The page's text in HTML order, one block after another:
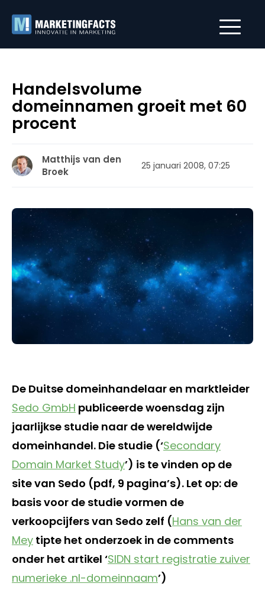
Handelsvolume
domeinnamen groeit met 60
procent
Matthijs van den
Broek
25 januari 2008, 07:25
De Duitse domeinhandelaar en marktleider
Sedo GmbH publiceerde woensdag zijn
jaarlijkse studie naar de wereldwijde
domeinhandel. Die studie (‘Secondary
Domain Market Study’) is te vinden op de
site van Sedo (pdf, 9 pagina’s). Let op: de
basis voor de studie vormen de
verkoopcijfers van Sedo zelf (Hans van der
Mey tipte het onderzoek in de comments
onder het artikel ‘SIDN start registratie zuiver
numerieke .nl-domeinnaam’)